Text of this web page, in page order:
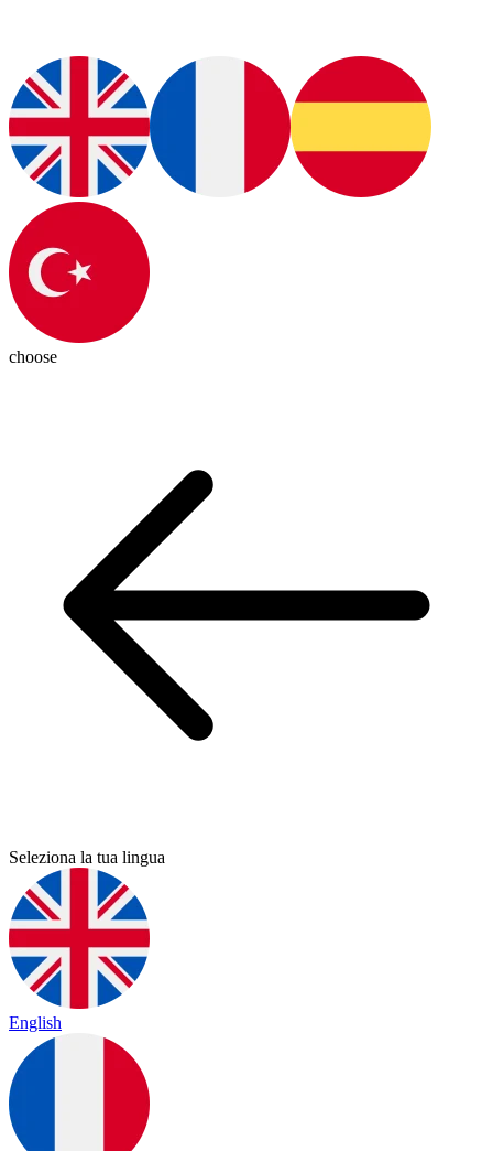
choose
Seleziona la tua lingua
English